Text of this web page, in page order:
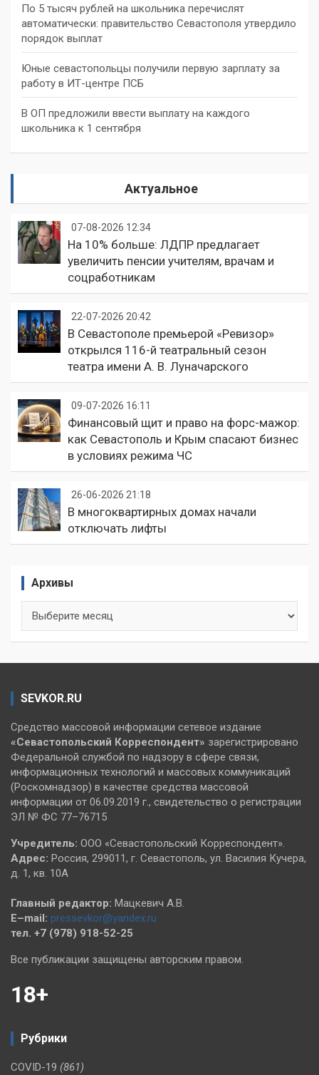
По 5 тысяч рублей на школьника перечислят
автоматически: правительство Севастополя утвердило
порядок выплат
Юные севастопольцы получили первую зарплату за
работу в ИТ-центре ПСБ
В ОП предложили ввести выплату на каждого
школьника к 1 сентября
Актуальное
07-08-2026 12:34
На 10% больше: ЛДПР предлагает
увеличить пенсии учителям, врачам и
соцработникам
22-07-2026 20:42
В Севастополе премьерой «Ревизор»
открылся 116-й театральный сезон
театра имени А. В. Луначарского
09-07-2026 16:11
Финансовый щит и право на форс-мажор:
как Севастополь и Крым спасают бизнес
в условиях режима ЧС
26-06-2026 21:18
В многоквартирных домах начали
отключать лифты
Архивы
SEVKOR.RU
Средство массовой информации сетевое издание
«Севастопольский Корреспондент» зарегистрировано
Федеральной службой по надзору в сфере связи,
информационных технологий и массовых коммуникаций
(Роскомнадзор) в качестве средства массовой
информации от 06.09.2019 г., свидетельство о регистрации
ЭЛ № ФС 77–76715
Учредитель: ООО «Севастопольский Корреспондент».
Адрес: Россия, 299011, г. Севастополь, ул. Василия Кучера,
д. 1, кв. 10А
Главный редактор: Мацкевич А.В.
E–mail: pressevkor@yandex.ru
тел. +7 (978) 918-52-25
Все публикации защищены авторским правом.
18+
Рубрики
COVID-19 (861)